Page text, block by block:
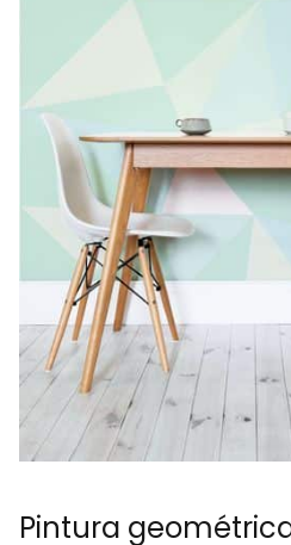
Pintura